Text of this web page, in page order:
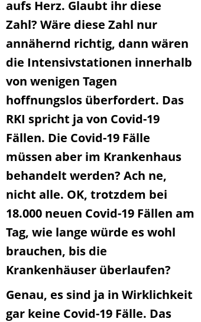
aufs Herz. Glaubt ihr diese
Zahl? Wäre diese Zahl nur
annähernd richtig, dann wären
die Intensivstationen innerhalb
von wenigen Tagen
hoffnungslos überfordert. Das
RKI spricht ja von Covid-19
Fällen. Die Covid-19 Fälle
müssen aber im Krankenhaus
behandelt werden? Ach ne,
nicht alle. OK, trotzdem bei
18.000 neuen Covid-19 Fällen am
Tag, wie lange würde es wohl
brauchen, bis die
Krankenhäuser überlaufen?
Genau, es sind ja in Wirklichkeit
gar keine Covid-19 Fälle. Das